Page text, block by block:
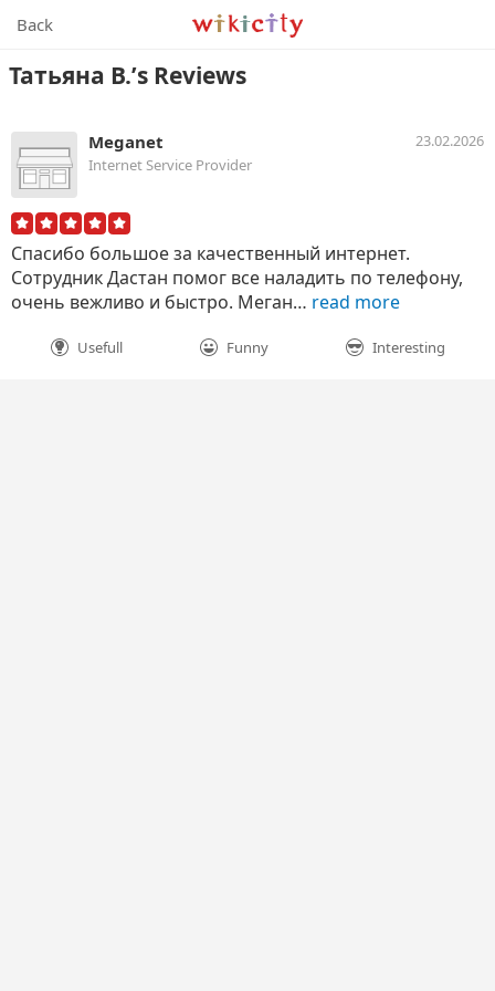
Wikicity
Back
Татьяна В.’s Reviews
Meganet
Internet Service Provider
23.02.2026
Спасибо большое за качественный интернет.
Сотрудник Дастан помог все наладить по телефону,
очень вежливо и быстро. Меган… read more
Usefull Funny Interesting